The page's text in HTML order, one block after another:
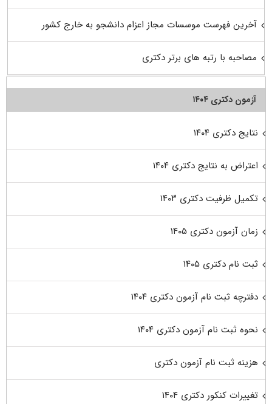
آخرین فهرست موسسات مجاز اعزام دانشجو به خارج کشور
مصاحبه با رتبه های برتر دکتری
آزمون دکتری ۱۴۰۴
نتایج دکتری ۱۴۰۴
اعتراض به نتایج دکتری ۱۴۰۴
تکمیل ظرفیت دکتری ۱۴۰۳
زمان آزمون دکتری ۱۴۰۵
ثبت نام دکتری ۱۴۰۵
دفترچه ثبت نام آزمون دکتری ۱۴۰۴
نحوه ثبت نام آزمون دکتری ۱۴۰۴
هزینه ثبت نام آزمون دکتری
تغییرات کنکور دکتری ۱۴۰۴